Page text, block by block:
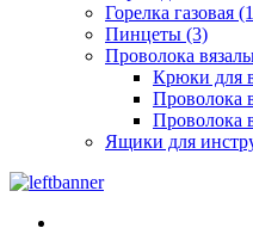
Горелка газовая
Пинцеты (3)
Проволока
Крюки для
Проволока
Проволока
Ящики для